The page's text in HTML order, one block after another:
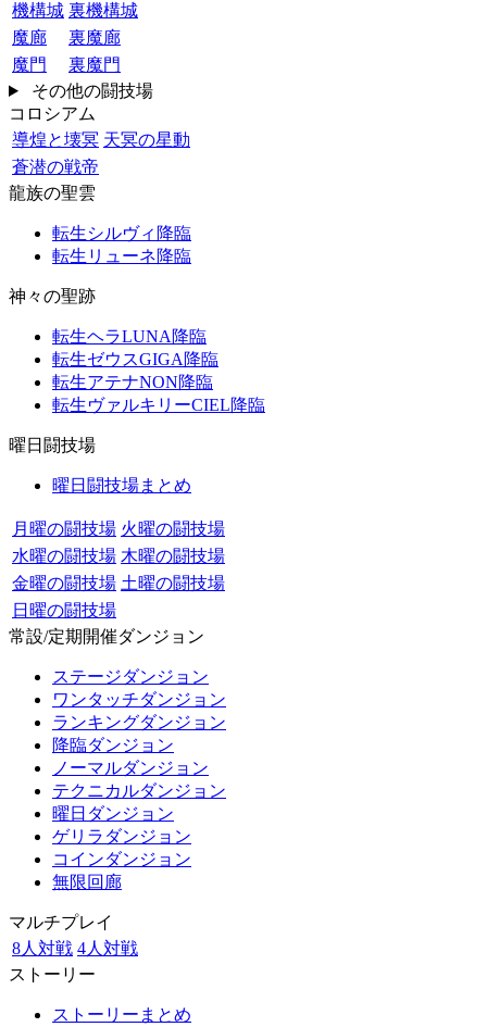
機構城 裏機構城
魔廊
裏魔廊
魔門
裏魔門
その他の闘技場
コロシアム
導煌と壊冥 天冥の星動
蒼潜の戦帝
龍族の聖雲
転生シルヴィ降臨
転生リューネ降臨
神々の聖跡
転生ヘラLUNA降臨
転生ゼウスGIGA降臨
転生アテナNON降臨
転生ヴァルキリーCIEL降臨
曜日闘技場
曜日闘技場まとめ
月曜の闘技場 火曜の闘技場
水曜の闘技場 木曜の闘技場
金曜の闘技場 土曜の闘技場
日曜の闘技場
常設/定期開催ダンジョン
ステージダンジョン
ワンタッチダンジョン
ランキングダンジョン
降臨ダンジョン
ノーマルダンジョン
テクニカルダンジョン
曜日ダンジョン
ゲリラダンジョン
コインダンジョン
無限回廊
マルチプレイ
8人対戦 4人対戦
ストーリー
ストーリーまとめ